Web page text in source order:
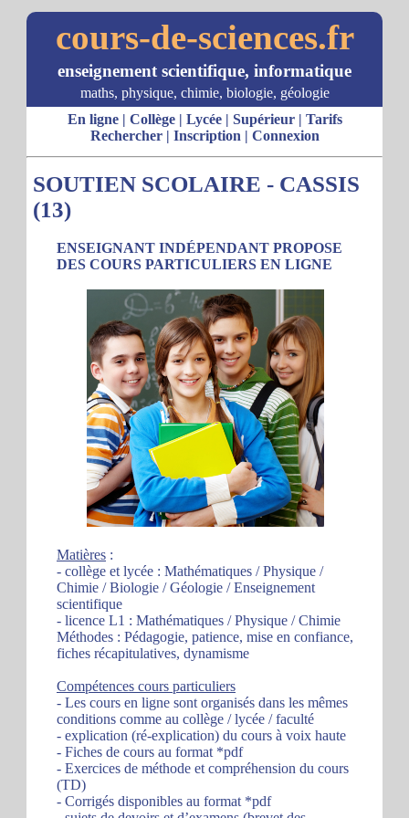
cours-de-sciences.fr
enseignement scientifique, informatique
maths, physique, chimie, biologie, géologie
En ligne| Collège| Lycée| Supérieur| Tarifs
Rechercher| Inscription | Connexion
SOUTIEN SCOLAIRE - CASSIS
(13)
ENSEIGNANT INDÉPENDANT PROPOSE
DES COURS PARTICULIERS EN LIGNE
Matières :
- collège et lycée : Mathématiques / Physique /
Chimie / Biologie / Géologie / Enseignement
scientifique
- licence L1 : Mathématiques / Physique / Chimie
Méthodes : Pédagogie, patience, mise en confiance,
fiches récapitulatives, dynamisme
Compétences cours particuliers
- Les cours en ligne sont organisés dans les mêmes
conditions comme au collège / lycée / faculté
- explication (ré-explication) du cours à voix haute
- Fiches de cours au format *pdf
- Exercices de méthode et compréhension du cours
(TD)
- Corrigés disponibles au format *pdf